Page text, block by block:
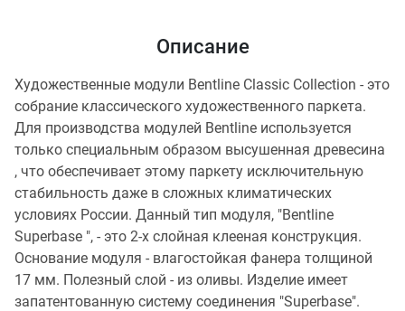
Описание
Художественные модули Bentline Classic Collection - это
собрание классического художественного паркета.
Для производства модулей Bentline используется
только специальным образом высушенная древесина
, что обеспечивает этому паркету исключительную
стабильность даже в сложных климатических
условиях России. Данный тип модуля, "Bentline
Superbase ", - это 2-х слойная клееная конструкция.
Основание модуля - влагостойкая фанера толщиной
17 мм. Полезный слой - из оливы. Изделие имеет
запатентованную систему соединения "Superbase".